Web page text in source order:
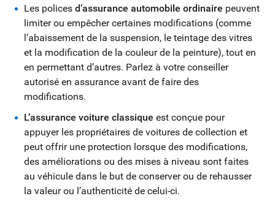
Les polices d’assurance automobile ordinaire peuvent
limiter ou empêcher certaines modifications (comme
l’abaissement de la suspension, le teintage des vitres
et la modification de la couleur de la peinture), tout en
en permettant d’autres. Parlez à votre conseiller
autorisé en assurance avant de faire des
modifications.
L’assurance voiture classique est conçue pour
appuyer les propriétaires de voitures de collection et
peut offrir une protection lorsque des modifications,
des améliorations ou des mises à niveau sont faites
au véhicule dans le but de conserver ou de rehausser
la valeur ou l’authenticité de celui-ci.